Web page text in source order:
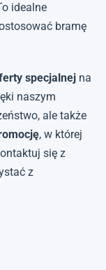
idealne
bramę
specjalnej na
naszym
ale także
, w której
się z
z